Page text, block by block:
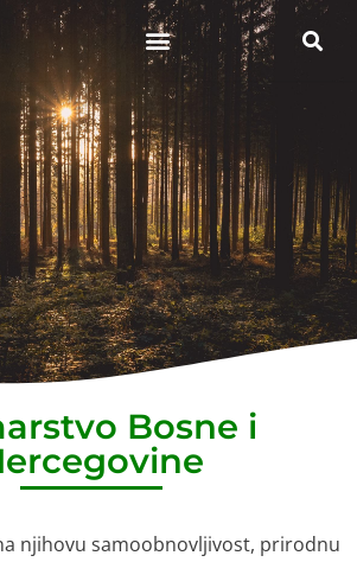
Bosne i
njihovu samoobnovljivost, prirodnu